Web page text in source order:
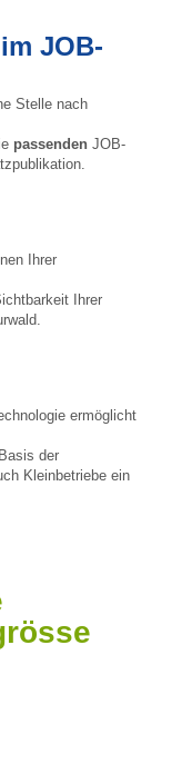
JOB-
Stelle nach
passenden JOB-
Ihrer
Ihrer
ermöglicht
der
Kleinbetriebe ein